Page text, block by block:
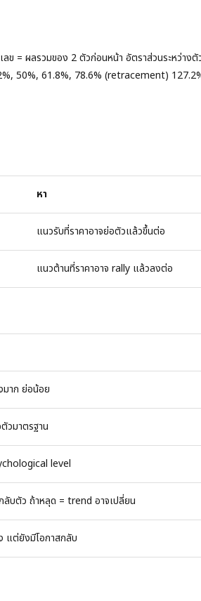
= ผลรวมของ 2 ตัวก่อนหน้า อัตราส่วนระหว่างตั
50%, 61.8%, 78.6% (retracement)
หา
แนวรับที่ราคาอาจย่อตัวแล้วขึ้นต่อ
แนวต้านที่ราคาอาจ rally แล้วลงต่อ
าก ย่อน้อย
วมาตรฐาน
level
บตัว ถ้าหลุด = trend อาจเปลี่ยน
แต่ยังมีโอกาสกลับ